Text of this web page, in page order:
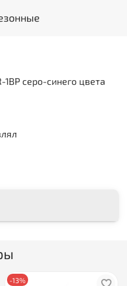
серо-синего цвета
-13%